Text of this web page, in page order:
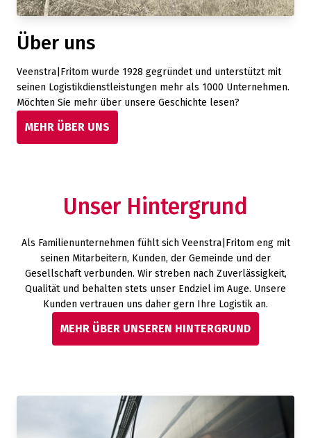
Über uns
Veenstra|Fritom wurde 1928 gegründet und unterstützt mit
seinen Logistikdienstleistungen mehr als 1000 Unternehmen.
Möchten Sie mehr über unsere Geschichte lesen?
MEHR ÜBER UNS
Unser Hintergrund
Als Familienunternehmen fühlt sich Veenstra|Fritom eng mit
seinen Mitarbeitern, Kunden, der Gemeinde und der
Gesellschaft verbunden. Wir streben nach Zuverlässigkeit,
Qualität und behalten stets unser Endziel im Auge. Unsere
Kunden vertrauen uns daher gern Ihre Logistik an.
MEHR ÜBER UNSEREN HINTERGRUND